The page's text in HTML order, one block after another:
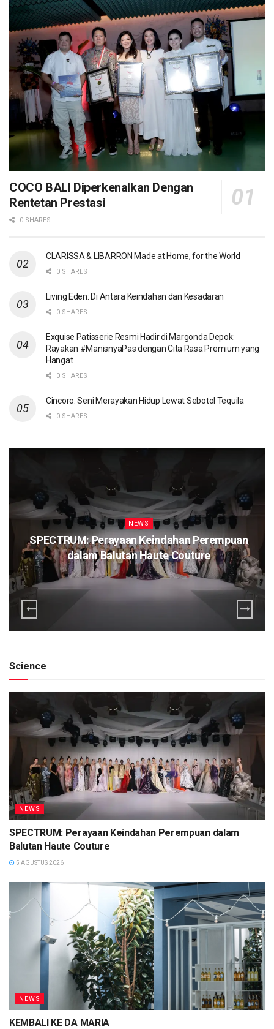
COCO BALI Diperkenalkan Dengan
Rentetan Prestasi
0 SHARES
CLARISSA & LIBARRON Made at Home, for the World
0 SHARES
Living Eden: Di Antara Keindahan dan Kesadaran
0 SHARES
Exquise Patisserie Resmi Hadir di Margonda Depok:
Rayakan #ManisnyaPas dengan Cita Rasa Premium yang
Hangat
0 SHARES
Cincoro: Seni Merayakan Hidup Lewat Sebotol Tequila
0 SHARES
NEWS
SPECTRUM: Perayaan Keindahan Perempuan
dalam Balutan Haute Couture
Science
NEWS
SPECTRUM: Perayaan Keindahan Perempuan dalam
Balutan Haute Couture
5 AGUSTUS 2026
NEWS
KEMBALI KE DA MARIA